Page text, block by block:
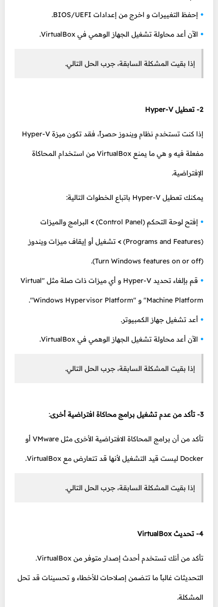
إحفظ التغييرات و اخرج من إعدادات BIOS/UEFI.
الآن أعد محاولة تشغيل الجهاز الوهمي في VirtualBox.
إذا بقيت المشكلة السابقة، جرب الحل التالي.
2- تعطيل Hyper-V
إذا كنت تستخدم نظام ويندوز حصراً، فقد تكون ميزة Hyper-V
مفعلة فيه و هي ما يمنع VirtualBox من استخدام المحاكاة
الإفتراضية.
يمكنك تعطيل Hyper-V باتباع الخطوات التالية:
إفتح لوحة التحكم (Control Panel) > البرامج والميزات
(Programs and Features)
> تشغيل أو إيقاف ميزات ويندوز
(Turn Windows features on or off).
قم بإلغاء تحديد Hyper-V و أي ميزات ذات صلة مثل "Virtual
Machine Platform" و "Windows Hypervisor Platform".
أعد تشغيل جهاز الكمبيوتر.
الآن أعد محاولة تشغيل الجهاز الوهمي في VirtualBox.
إذا بقيت المشكلة السابقة، جرب الحل التالي.
3- تأكد من عدم تشغيل برامج محاكاة افتراضية أخرى :
تأكد من أن برامج المحاكاة الافتراضية الأخرى مثل VMware أو
Docker ليست قيد التشغيل لأنها قد تتعارض مع VirtualBox.
إذا بقيت المشكلة السابقة، جرب الحل التالي.
4- تحديث VirtualBox
تأكد من أنك تستخدم أحدث إصدار متوفر من VirtualBox.
التحديثات غالباً ما تتضمن إصلاحات للأخطاء و تحسينات قد تحل
المشكلة.